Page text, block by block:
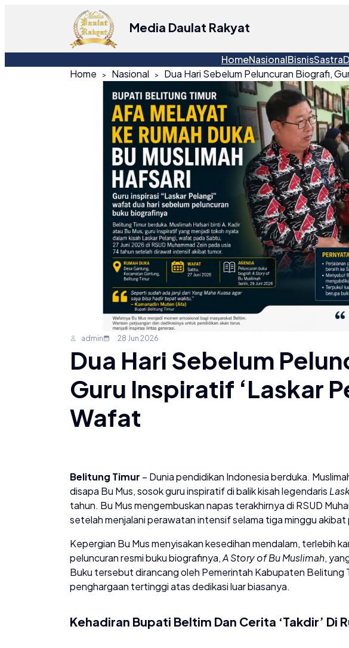
Media Daulat Rakyat
HomeNasionalBisnisSastra
Home
Nasional
admin 28 Jun 2026
​Dua Hari Sebelum
Guru Inspiratif ‘Laskar
Wafat
Belitung Timur – Dunia pendidikan Indonesia berduka.
disapa Bu Mus, sosok guru inspiratif di balik kisah legendaris
tahun. Bu Mus mengembuskan napas terakhirnya di RSUD
setelah menjalani perawatan intensif selama tiga minggu
​Kepergian Bu Mus menyisakan kesedihan mendalam, terlebih
peluncuran resmi buku biografinya,A Story of Bu Muslimah,
Buku tersebut dirancang oleh Pemerintah Kabupaten Belitung
penghargaan tertinggi atas dedikasi luar biasanya.
Kehadiran Bupati Beltim Dan Cerita ‘Takdir’ Di